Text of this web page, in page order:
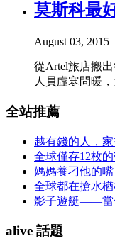
莫斯科最
August 03, 2015
從Artel旅店搬
人員虛寒問暖
全站推薦
越有錢的人，
全球僅存12枚
媽媽養刁他的
全球都在搶水
影子遊艇——當
alive 話題